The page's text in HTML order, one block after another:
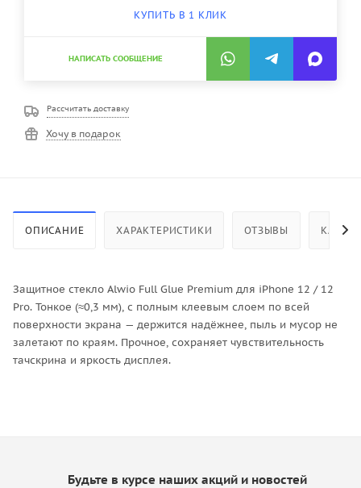
КУПИТЬ В 1 КЛИК
НАПИСАТЬ СООБЩЕНИЕ
Рассчитать доставку
Хочу в подарок
ОПИСАНИЕ ХАРАКТЕРИСТИКИ ОТЗЫВЫ КАК
Защитное стекло Alwio Full Glue Premium для iPhone 12 / 12
Pro. Тонкое (≈0,3 мм), с полным клеевым слоем по всей
поверхности экрана — держится надёжнее, пыль и мусор не
залетают по краям. Прочное, сохраняет чувствительность
тачскрина и яркость дисплея.
Будьте в курсе наших акций и новостей